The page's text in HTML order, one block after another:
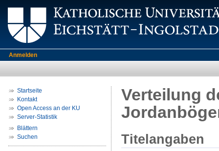
Anmelden
Startseite
Kontakt
Open Access an der KU
Server-Statistik
Blättern
Suchen
Verteilung
Titelangaben